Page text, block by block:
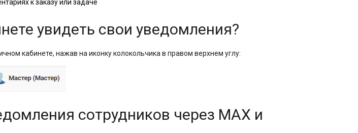
к заказу или задаче
увидеть свои уведомления?
кабинете, нажав на иконку колокольчика в правом верхнем углу:
сотрудников через MAX и